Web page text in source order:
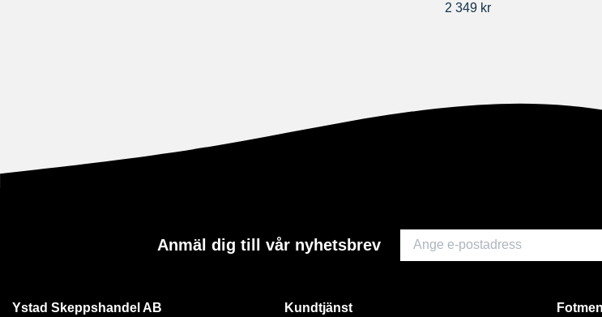
2 349 kr
Anmäl dig till vår nyhetsbrev
Ystad Skeppshandel AB Kundtjänst